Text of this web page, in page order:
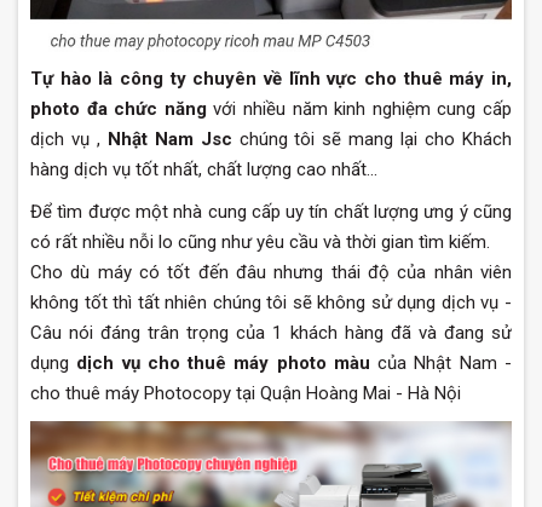
Tự hào là công ty chuyên về lĩnh vực cho thuê máy in,
photo đa chức năngvới nhiều năm kinh nghiệm cung cấp
dịch vụ , Nhật Nam Jsc chúng tôi sẽ mang lại cho Khách
hàng dịch vụ tốt nhất, chất lượng cao nhất...
Để tìm được một nhà cung cấp uy tín chất lượng ưng ý cũng
có rất nhiều nỗi lo cũng như yêu cầu và thời gian tìm kiếm.
Cho dù máy có tốt đến đâu nhưng thái độ của nhân viên
không tốt thì tất nhiên chúng tôi sẽ không sử dụng dịch vụ -
Câu nói đáng trân trọng của 1 khách hàng đã và đang sử
dụng dịch vụ cho thuê máy photo màu của Nhật Nam -
cho thuê máy Photocopy tại Quận Hoàng Mai - Hà Nội